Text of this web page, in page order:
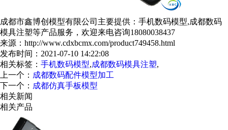
成都市鑫博创模型有限公司主要提供：手机数码模型,成都数码
模具注塑等产品服务，欢迎来电咨询18080038437
来源：http://www.cdxbcmx.com/product749458.html
发布时间：2021-07-10 14:22:08
相关标签： 手机数码模型,成都数码模具注塑,
上一个： 成都数码配件模型加工
下一个： 成都仿真手板模型
相关新闻
相关产品